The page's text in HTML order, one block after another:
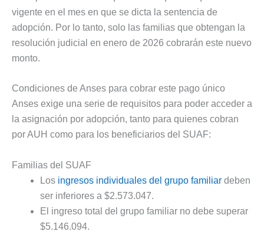
vigente en el mes en que se dicta la sentencia de
adopción. Por lo tanto, solo las familias que obtengan la
resolución judicial en enero de 2026 cobrarán este nuevo
monto.
Condiciones de Anses para cobrar este pago único
Anses exige una serie de requisitos para poder acceder a
la asignación por adopción, tanto para quienes cobran
por AUH como para los beneficiarios del SUAF:
Familias del SUAF
Los ingresos individuales del grupo familiar deben
ser inferiores a $2.573.047.
El ingreso total del grupo familiar no debe superar
$5.146.094.